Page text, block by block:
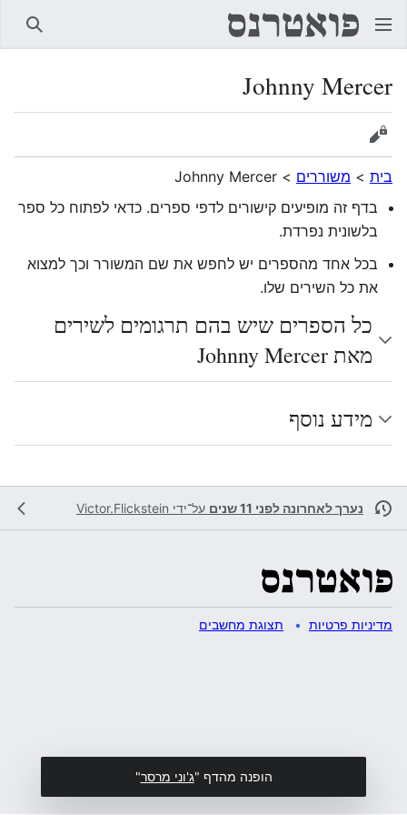
Johnny Mercer
הצגת מקור
בית > משוררים >
Johnny Mercer
בדף זה מופיעים קישורים לדפי ספרים. כדאי לפתוח כל ספר
בלשונית נפרדת.
בכל אחד מהספרים יש לחפש את שם המשורר וכך למצוא
את כל השירים שלו.
כל הספרים שיש בהם תרגומים לשירים
מאת Johnny Mercer
מידע נוסף
נערך לאחרונה לפני 11 שנים על־ידי Victor.Flickstein
מדיניות פרטיות תצוגת מחשבים
הופנה מהדף "ג'וני מרסר"